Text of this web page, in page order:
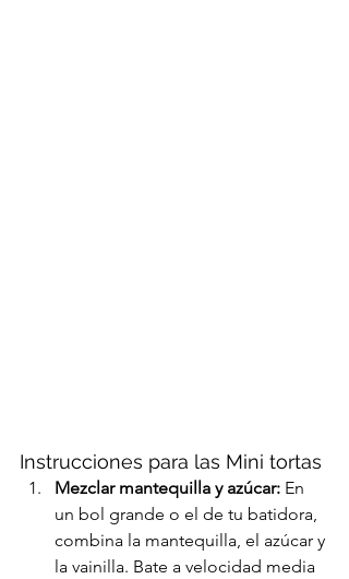
Instrucciones para las Mini tortas
Mezclar mantequilla y azúcar: En
un bol grande o el de tu batidora,
combina la mantequilla, el azúcar y
la vainilla. Bate a velocidad media